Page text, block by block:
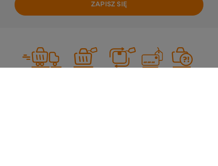
ZAPISZ SIĘ